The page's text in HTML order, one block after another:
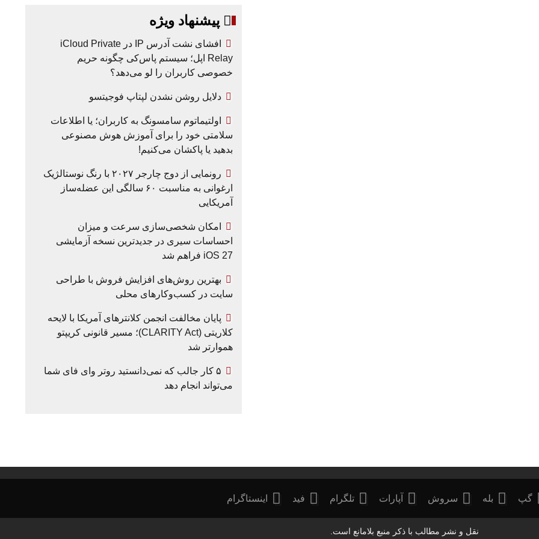
پیشنهاد ویژه
افشای نشت آدرس IP در iCloud Private
Relay اپل؛ سیستم پاس‌کی چگونه حریم
خصوصی کاربران را لو می‌دهد؟
دلایل روشن نشدن لپتاپ فوجیتسو
اولتیماتوم سامسونگ به کاربران؛ یا اطلاعات
سلامتی خود را برای آموزش هوش مصنوعی
بدهید یا پاکشان می‌کنیم!
رونمایی از دوج چارجر ۲۰۲۷ با رنگ نوستالژیک
ارغوانی به مناسبت ۶۰ سالگی این عضله‌ساز
آمریکایی
امکان شخصی‌سازی سرعت و میزان
احساسات سیری در جدیدترین نسخه آزمایشی
iOS 27 فراهم شد
بهترین روش‌های افزایش فروش با طراحی
سایت در کسب‌وکارهای محلی
پایان مخالفت انجمن کلانترهای آمریکا با لایحه
کلاریتی (CLARITY Act)؛ مسیر قانونی کریپتو
هموارتر شد
۵ کار جالب که نمی‌دانستید روتر وای فای شما
می‌تواند انجام دهد
گپ بله سروش آپارات تلگرام فید اینستاگرام
نقل و نشر مطالب با ذکر منبع بلامانع است.